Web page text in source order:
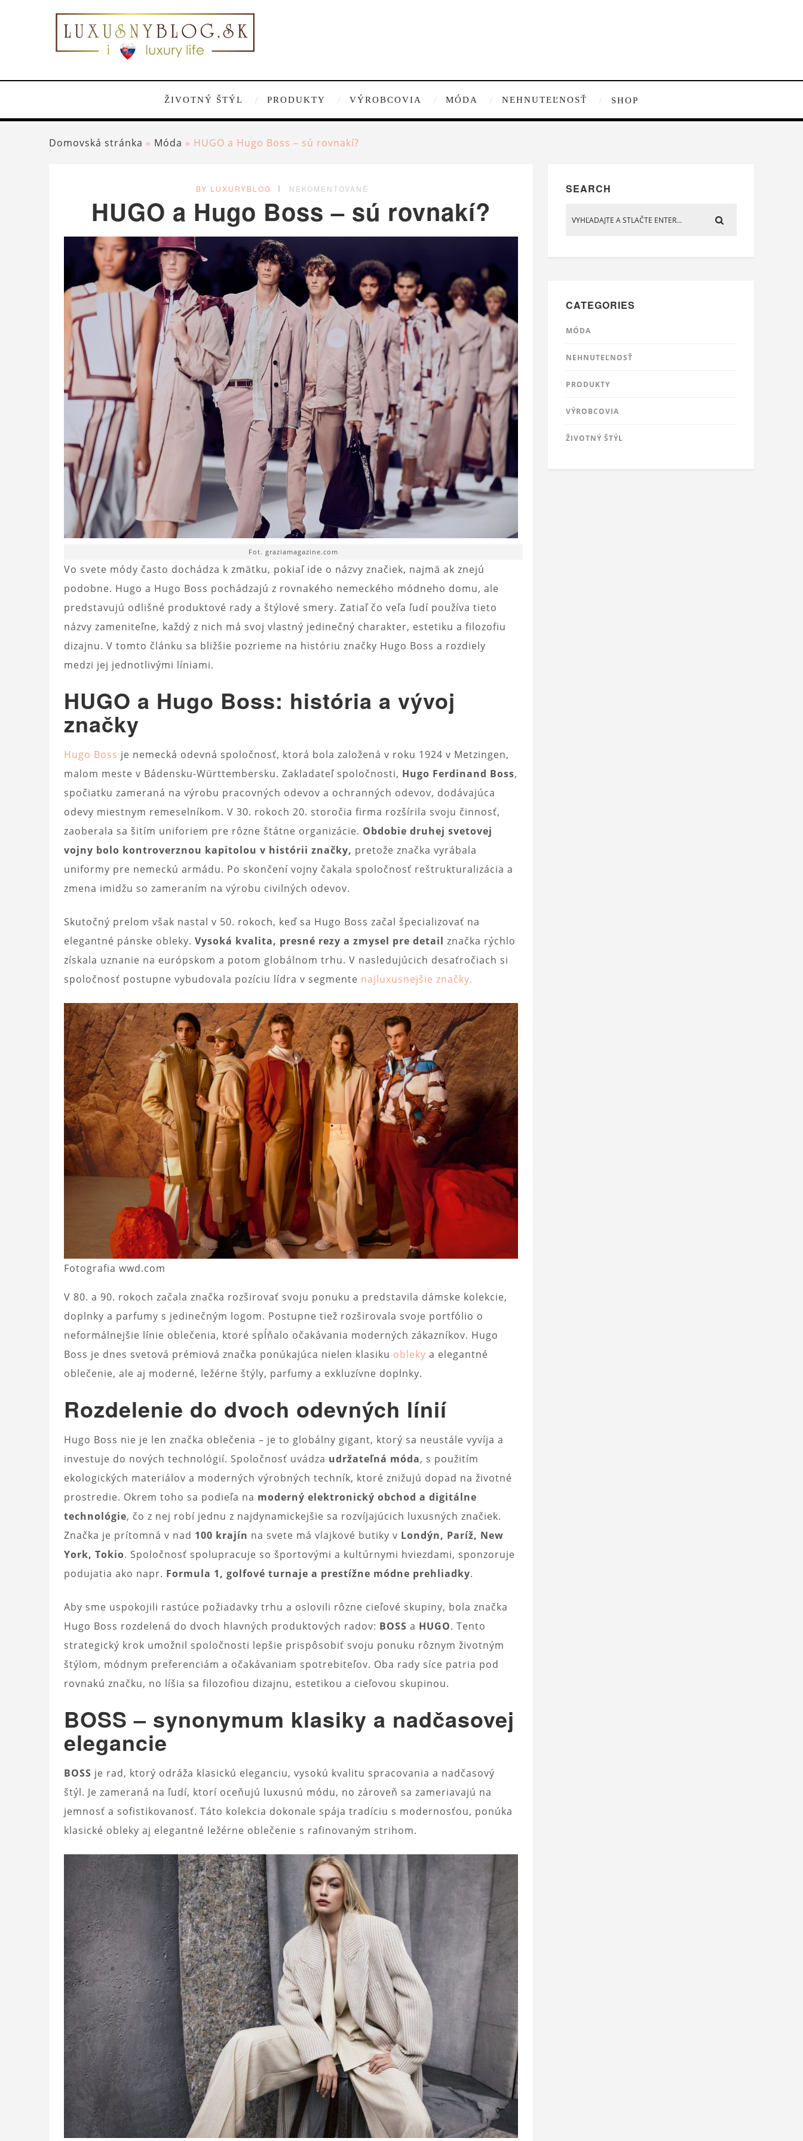
ŽIVOTNÝ ŠTÝL PRODUKTY VÝROBCOVIA MÓDA NEHNUTEĽNOSŤ SHOP
Domovská stránka » Móda » HUGO a Hugo Boss – sú rovnakí?
BY LUXURYBLOG NEKOMENTOVANÉ
HUGO a Hugo Boss – sú rovnakí?
Fot. graziamagazine.com
Vo svete módy často dochádza k zmätku, pokiaľ ide o názvy značiek, najmä ak znejú
podobne. Hugo a Hugo Boss pochádzajú z rovnakého nemeckého módneho domu, ale
predstavujú odlišné produktové rady a štýlové smery. Zatiaľ čo veľa ľudí používa tieto
názvy zameniteľne, každý z nich má svoj vlastný jedinečný charakter, estetiku a filozofiu
dizajnu. V tomto článku sa bližšie pozrieme na históriu značky Hugo Boss a rozdiely
medzi jej jednotlivými líniami.
HUGO a Hugo Boss: história a vývoj
značky
Hugo Boss je nemecká odevná spoločnosť, ktorá bola založená v roku 1924 v Metzingen,
malom meste v Bádensku-Württembersku. Zakladateľ spoločnosti, Hugo Ferdinand Boss,
spočiatku zameraná na výrobu pracovných odevov a ochranných odevov, dodávajúca
odevy miestnym remeselníkom. V 30. rokoch 20. storočia firma rozšírila svoju činnosť,
zaoberala sa šitím uniforiem pre rôzne štátne organizácie. Obdobie druhej svetovej
vojny bolo kontroverznou kapitolou v histórii značky, pretože značka vyrábala
uniformy pre nemeckú armádu. Po skončení vojny čakala spoločnosť reštrukturalizácia a
zmena imidžu so zameraním na výrobu civilných odevov.
Skutočný prelom však nastal v 50. rokoch, keď sa Hugo Boss začal špecializovať na
elegantné pánske obleky. Vysoká kvalita, presné rezy a zmysel pre detail značka rýchlo
získala uznanie na európskom a potom globálnom trhu. V nasledujúcich desaťročiach si
spoločnosť postupne vybudovala pozíciu lídra v segmente najluxusnejšie značky.
Fotografia wwd.com
V 80. a 90. rokoch začala značka rozširovať svoju ponuku a predstavila dámske kolekcie,
doplnky a parfumy s jedinečným logom. Postupne tiež rozširovala svoje portfólio o
neformálnejšie línie oblečenia, ktoré spĺňalo očakávania moderných zákazníkov. Hugo
Boss je dnes svetová prémiová značka ponúkajúca nielen klasiku obleky a elegantné
oblečenie, ale aj moderné, ležérne štýly, parfumy a exkluzívne doplnky.
Rozdelenie do dvoch odevných línií
Hugo Boss nie je len značka oblečenia – je to globálny gigant, ktorý sa neustále vyvíja a
investuje do nových technológií. Spoločnosť uvádza udržateľná móda, s použitím
ekologických materiálov a moderných výrobných techník, ktoré znižujú dopad na životné
prostredie. Okrem toho sa podieľa na moderný elektronický obchod a digitálne
technológie, čo z nej robí jednu z najdynamickejšie sa rozvíjajúcich luxusných značiek.
Značka je prítomná v nad 100 krajín na svete má vlajkové butiky v Londýn, Paríž, New
York, Tokio. Spoločnosť spolupracuje so športovými a kultúrnymi hviezdami, sponzoruje
podujatia ako napr. Formula 1, golfové turnaje a prestížne módne prehliadky.
Aby sme uspokojili rastúce požiadavky trhu a oslovili rôzne cieľové skupiny, bola značka
Hugo Boss rozdelená do dvoch hlavných produktových radov: BOSS a HUGO. Tento
strategický krok umožnil spoločnosti lepšie prispôsobiť svoju ponuku rôznym životným
štýlom, módnym preferenciám a očakávaniam spotrebiteľov. Oba rady síce patria pod
rovnakú značku, no líšia sa filozofiou dizajnu, estetikou a cieľovou skupinou.
BOSS – synonymum klasiky a nadčasovej
elegancie
BOSS je rad, ktorý odráža klasickú eleganciu, vysokú kvalitu spracovania a nadčasový
štýl. Je zameraná na ľudí, ktorí oceňujú luxusnú módu, no zároveň sa zameriavajú na
jemnosť a sofistikovanosť. Táto kolekcia dokonale spája tradíciu s modernosťou, ponúka
klasické obleky aj elegantné ležérne oblečenie s rafinovaným strihom.
SEARCH
CATEGORIES
MÓDA
NEHNUTEĽNOSŤ
PRODUKTY
VÝROBCOVIA
ŽIVOTNÝ ŠTÝL